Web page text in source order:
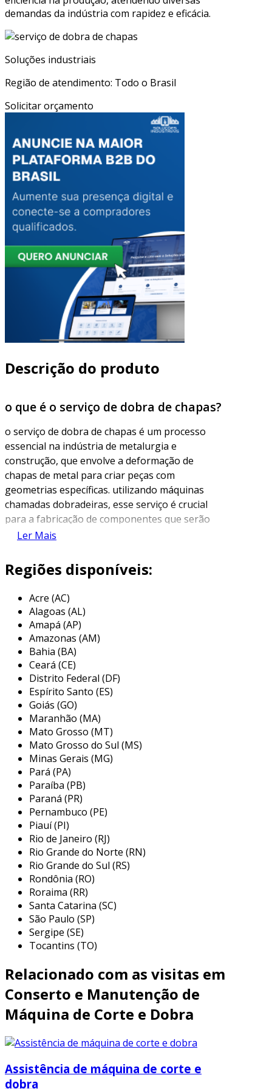
demandas da indústria com rapidez e eficácia.
Soluções industriais
Região de atendimento: Todo o Brasil
Solicitar orçamento
Descrição do produto
o que é o serviço de dobra de chapas?
o serviço de dobra de chapas é um processo
essencial na indústria de metalurgia e
construção, que envolve a deformação de
chapas de metal para criar peças com
geometrias específicas. utilizando máquinas
chamadas dobradeiras, esse serviço é crucial
para a fabricação de componentes que serão
utilizados em diversos setores, como
eletrodomésticos. a precisão na dobra é
fundamental para garantir a qualidade e a
funcionalidade das peças produzidas.
esse processo pode ser realizado em diferentes
tipos de metais, como aço inoxidável, alumínio e
ferro, dependendo das necessidades do
projeto. a dobra pode ocorrer em diferentes
ângulos e formatos, permitindo uma variedade
de acabamentos e aplicações. a escolha do
equipamento e a técnica empregada
influenciam diretamente a eficiência e a
qualidade do produto final.
principais aplicações do serviço de
dobra de chapas
o serviço de dobra de chapas é amplamente
utilizado em diversas indústrias devido à sua
versatilidade e eficiência. seus principais usos
incluem a fabricação de componentes
essenciais para a estrutura e funcionalidade de
vários produtos. algumas das aplicações mais
comuns incluem:
indústria automotiva:
chapas são utilizadas na produção de
peças como painéis de carroçaria,
suportes e estruturas internas, que
precisam de precisão dimensional e
resistência a impactos.
construção civil:as chapas dobradas são
frequentemente usadas em estruturas
e segurança, além de serem utilizadas em
eletrodomésticos:na fabricação de
Ler Mais
Regiões disponíveis:
Acre (AC)
Alagoas (AL)
Amapá (AP)
Amazonas (AM)
Bahia (BA)
Ceará (CE)
Distrito Federal (DF)
Espírito Santo (ES)
Goiás (GO)
Maranhão (MA)
Mato Grosso (MT)
Mato Grosso do Sul (MS)
Minas Gerais (MG)
Pará (PA)
Paraíba (PB)
Paraná (PR)
Pernambuco (PE)
Piauí (PI)
Rio de Janeiro (RJ)
Rio Grande do Norte (RN)
Rio Grande do Sul (RS)
Rondônia (RO)
Roraima (RR)
Santa Catarina (SC)
São Paulo (SP)
Sergipe (SE)
Tocantins (TO)
Relacionado com as visitas em
Conserto e Manutenção de
Máquina de Corte e Dobra
Assistência de máquina de corte e
dobra